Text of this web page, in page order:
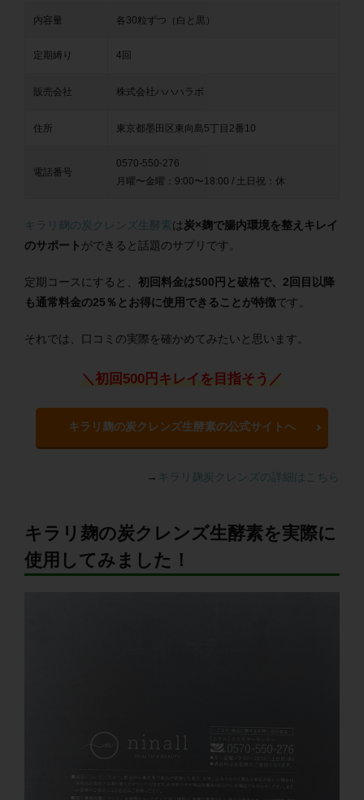
内容量 各30粒ずつ（白と黒）
定期縛り 4回
販売会社 株式会社ハハハラボ
住所 東京都墨田区東向島5丁目2番10
電話番号
0570-550-276
月曜〜金曜：9:00〜18:00 / 土日祝：休
キラリ麹の炭クレンズ生酵素は炭×麹で腸内環境を整えキレイ
のサポート ができると話題のサプリです。
定期コースにすると、 初回料金は500円と破格で、2回目以降
も通常料金の25％とお得に使用できることが特徴です。
それでは、口コミの実際を確かめてみたいと思います。
＼初回500円キレイを目指そう／
キラリ麹の炭クレンズ生酵素の公式サイトへ
→ キラリ麹炭クレンズの詳細はこちら
キラリ麹の炭クレンズ生酵素を実際に
使用してみました！